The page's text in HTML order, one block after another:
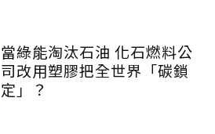
當綠能淘汰石油 化石燃料公
司改用塑膠把全世界「碳鎖
定」？